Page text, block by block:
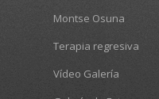
Montse Osuna
Terapia regresiva
Vídeo Galería